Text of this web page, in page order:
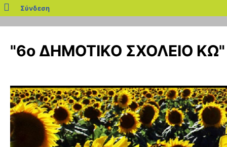
blogs.sch.gr
Σύνδεση
περιεχόμενο
"6ο ΔΗΜΟΤΙΚΟ ΣΧΟΛΕΙΟ ΚΩ"